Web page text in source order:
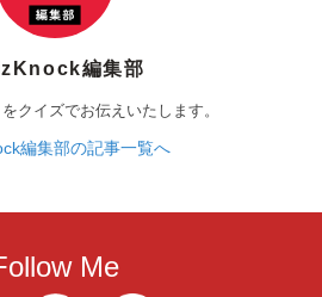
編集部
クイズでお伝えいたします。
編集部の記事一覧へ
Me